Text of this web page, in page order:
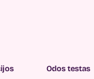
Odos testas